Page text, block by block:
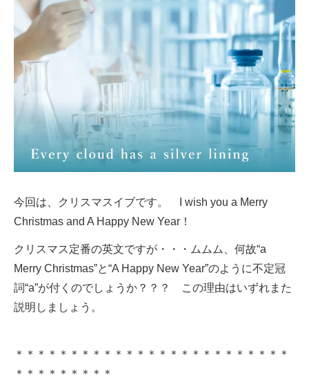
今回は、クリスマスイブです。 I wish you a Merry
Christmas and A Happy New Year！
クリスマス定番の英文ですが・・・ムムム、何故“a
Merry Christmas”と“A Happy New Year”のように不定冠
詞“a”が付くのでしょうか？？？ この理由はいずれまた
説明しましょう。
＊＊＊＊＊＊＊＊＊＊＊＊＊＊＊＊＊＊＊＊＊＊＊＊＊
＊＊＊＊＊＊＊＊＊